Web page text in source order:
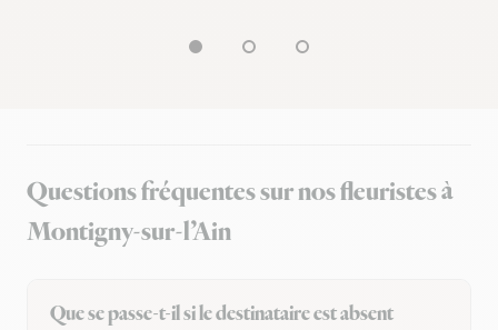
Questions fréquentes sur nos fleuristes à
Montigny-sur-l’Ain
Que se passe-t-il si le destinataire est absent